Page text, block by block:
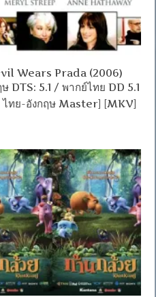
Wears Prada (2006)
DTS: 5.1 / พากย์ไทย DD 5.1
ทย-อังกฤษ Master] [MKV]